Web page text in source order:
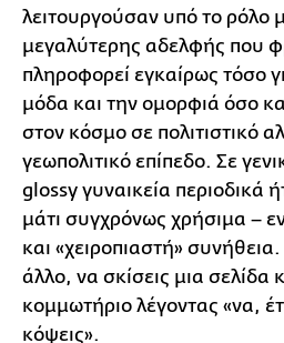
λειτουργούσαν υπό το ρόλο
μεγαλύτερης αδελφής που
πληροφορεί εγκαίρως τόσο
μόδα και την ομορφιά όσο
στον κόσμο σε πολιτιστικό
γεωπολιτικό επίπεδο. Σε
glossy γυναικεία περιοδικά
μάτι συγχρόνως χρήσιμα – εν
και «χειροπιαστή»
άλλο, να σκίσεις μια σελίδα
κομμωτήριο λέγοντας «να,
κόψεις».